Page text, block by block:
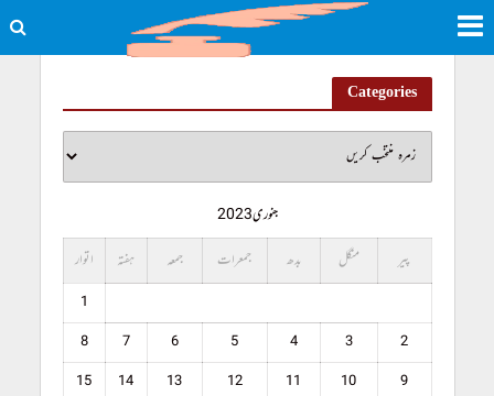
Categories
جنوری 2023
پیر
منگل بدھ جمعرات جمعہ ہفتہ اتوار
1
2
3
4
5
6
7
8
9
10
11
12
13
14
15